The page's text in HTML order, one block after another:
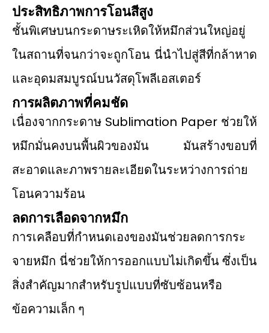
ประสิทธิภาพการโอนสีสูง
ชั้นพิเศษบนกระดาษระเหิดให้หมึกส่วนใหญ่อยู่
ในสถานที่จนกว่าจะถูกโอน นี่นําไปสู่สีที่กล้าหาด
และอุดมสมบูรณ์บนวัสดุโพลีเอสเตอร์
การผลิตภาพที่คมชัด
เนื่องจากกระดาษ Sublimation Paper ช่วยให้
หมึกมั่นคงบนพื้นผิวของมัน มันสร้างขอบที่
สะอาดและภาพรายละเอียดในระหว่างการถ่าย
โอนความร้อน
ลดการเลือดจากหมึก
การเคลือบที่กำหนดเองของมันช่วยลดการกระ
จายหมึก นี่ช่วยให้การออกแบบไม่เกิดขึ้น ซึ่งเป็น
สิ่งสำคัญมากสําหรับรูปแบบที่ซับซ้อนหรือ
ข้อความเล็ก ๆ